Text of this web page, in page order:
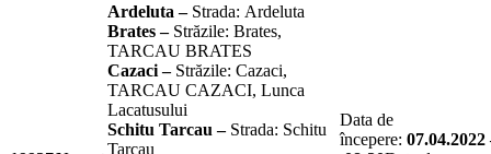
Ardeluta – Strada: Ardeluta
Brates – Străzile: Brates,
TARCAU BRATES
Cazaci – Străzile: Cazaci,
TARCAU CAZACI, Lunca
Lacatusului
Schitu Tarcau – Strada: Schitu
Tarcau
Data de
începere: 07.04.2022